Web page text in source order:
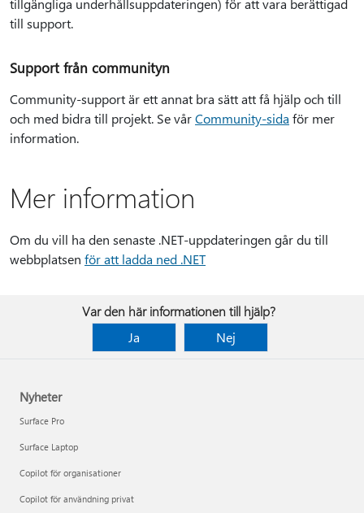
tillgängliga underhållsuppdateringen) för att vara berättigad
till support.
Support från communityn
Community-support är ett annat bra sätt att få hjälp och till
och med bidra till projekt. Se vårCommunity-sida för mer
information.
Mer information
Om du vill ha den senaste .NET-uppdateringen går du till
webbplatsen för att ladda ned .NET
Var den här informationen till hjälp?
Ja
Nej
Nyheter
Surface Pro
Surface Laptop
Copilot för organisationer
Copilot för användning privat